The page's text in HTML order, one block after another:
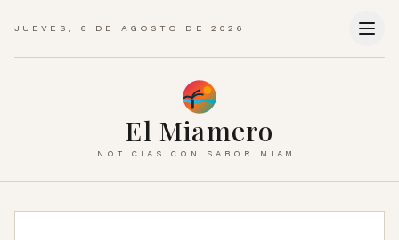
JUEVES, 6 DE AGOSTO DE 2026
El Miamero
NOTICIAS CON SABOR MIAMI